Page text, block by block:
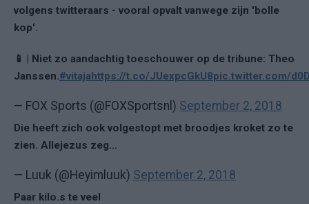
volgens twitteraars - vooral opvalt vanwege zijn 'bolle
kop'.
📱 | Niet zo aandachtig toeschouwer op de tribune: Theo
Janssen.#vitajahttps://t.co/JUexpcGkU8pic.twitter.com/
— FOX Sports (@FOXSportsnl) September 2, 2018
Die heeft zich ook volgestopt met broodjes kroket zo te
zien. Allejezus zeg...
— Luuk (@Heyimluuk) September 2, 2018
Paar kilo.s te veel